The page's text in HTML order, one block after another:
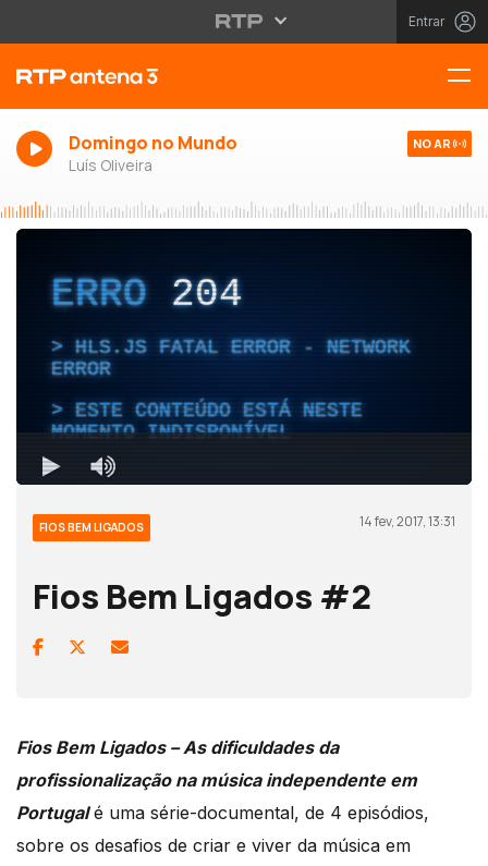
Entrar
Domingo no Mundo
Luís Oliveira
NO AR
FIOS BEM LIGADOS 14 fev, 2017, 13:31
Fios Bem Ligados #2
Fios Bem Ligados – As dificuldades da
profissionalização na música independente em
Portugal é uma série-documental, de 4 episódios,
sobre os desafios de criar e viver da música em